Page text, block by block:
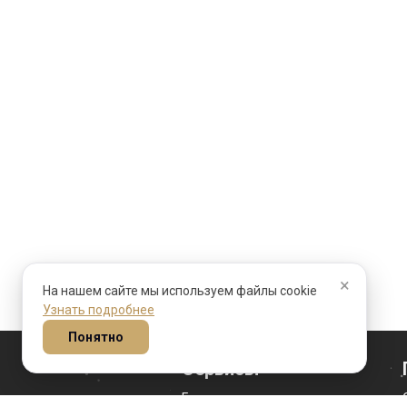
×
На нашем сайте мы используем файлы cookie
Узнать подробнее
Понятно
Сервисы
Гороскоп на сегодня